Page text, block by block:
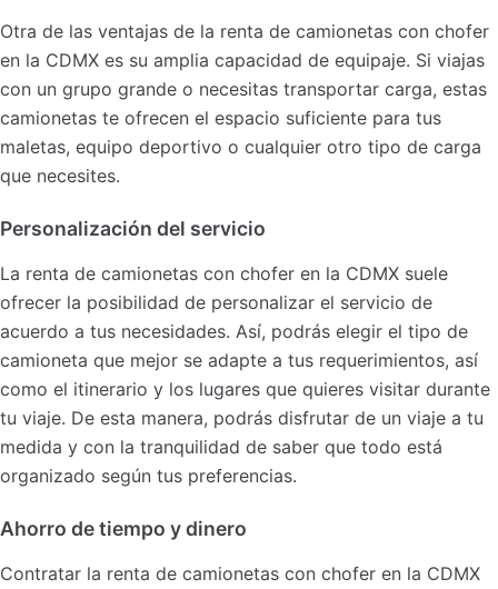
Otra de las ventajas de la renta de camionetas con chofer
en la CDMX es su amplia capacidad de equipaje. Si viajas
con un grupo grande o necesitas transportar carga, estas
camionetas te ofrecen el espacio suficiente para tus
maletas, equipo deportivo o cualquier otro tipo de carga
que necesites.
Personalización del servicio
La renta de camionetas con chofer en la CDMX suele
ofrecer la posibilidad de personalizar el servicio de
acuerdo a tus necesidades. Así, podrás elegir el tipo de
camioneta que mejor se adapte a tus requerimientos, así
como el itinerario y los lugares que quieres visitar durante
tu viaje. De esta manera, podrás disfrutar de un viaje a tu
medida y con la tranquilidad de saber que todo está
organizado según tus preferencias.
Ahorro de tiempo y dinero
Contratar la renta de camionetas con chofer en la CDMX